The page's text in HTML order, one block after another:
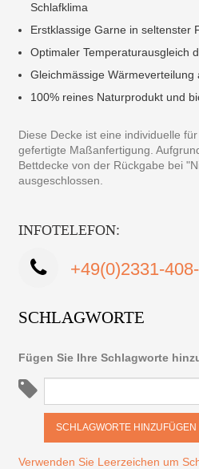
Schlafklima
Erstklassige Garne in seltenster
Optimaler Temperaturausgleich
Gleichmässige Wärmeverteilung
100% reines Naturprodukt und
Diese Decke ist eine individuelle
gefertigte Maßanfertigung.
Bettdecke von der Rückgabe bei
ausgeschlossen.
INFOTELEFON:
+49(0)2331-
SCHLAGWORTE
Fügen Sie Ihre Schlagworte
SCHLAGWORTE HINZUFÜGEN
Verwenden Sie Leerzeichen um